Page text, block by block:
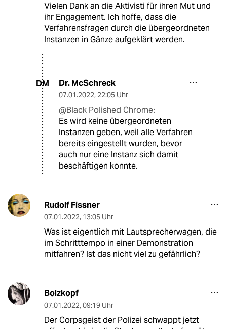
Vielen Dank an die Aktivisti für ihren Mut und
ihr Engagement. Ich hoffe, dass die
Verfahrensfragen durch die übergeordneten
Instanzen in Gänze aufgeklärt werden.
DM Dr. McSchreck
07.01.2022, 22:05 Uhr
@Black Polished Chrome:
Es wird keine übergeordneten
Instanzen geben, weil alle Verfahren
bereits eingestellt wurden, bevor
auch nur eine Instanz sich damit
beschäftigen konnte.
Rudolf Fissner
07.01.2022, 13:05 Uhr
Was ist eigentlich mit Lautsprecherwagen, die
im Schritttempo in einer Demonstration
mitfahren? Ist das nicht viel zu gefährlich?
Bolzkopf
07.01.2022, 09:19 Uhr
Der Corpsgeist der Polizei schwappt jetzt